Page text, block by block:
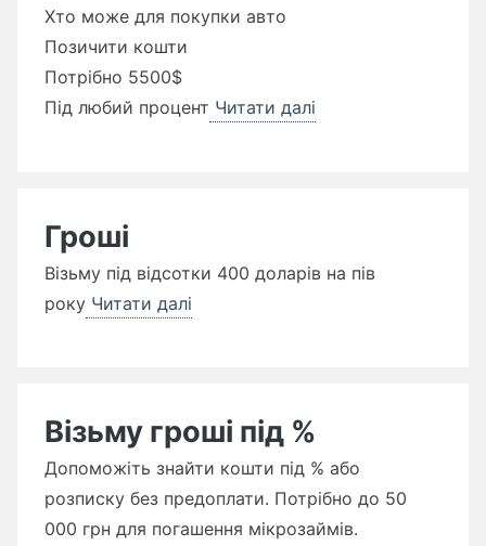
Хто може для покупки авто
Позичити кошти
Потрібно 5500$
Під любий процент Читати далі
Гроші
Візьму під відсотки 400 доларів на пів
року Читати далі
Візьму гроші під %
Допоможіть знайти кошти під % або
розписку без предоплати. Потрібно до 50
000 грн для погашення мікрозаймів.